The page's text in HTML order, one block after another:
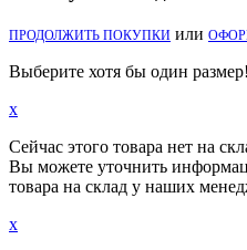
ПРОДОЛЖИТЬ ПОКУПКИ или
Выберите хотя бы один размер!
x
Сейчас этого товара нет на
Вы можете уточнить
товара на склад у наших
x